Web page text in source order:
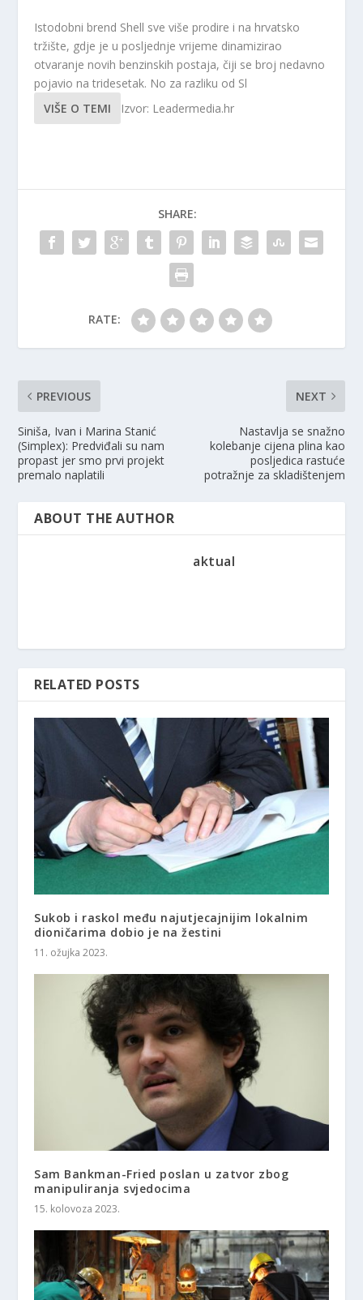
Istodobni brend Shell sve više prodire i na hrvatsko
tržište, gdje je u posljednje vrijeme dinamizirao
otvaranje novih benzinskih postaja, čiji se broj nedavno
pojavio na tridesetak. No za razliku od Sl
VIŠE O TEMI
Izvor: Leadermedia.hr
SHARE:
RATE:
PREVIOUS
Siniša, Ivan i Marina Stanić
(Simplex): Predviđali su nam
propast jer smo prvi projekt
premalo naplatili
NEXT
Nastavlja se snažno
kolebanje cijena plina kao
posljedica rastuće
potražnje za skladištenjem
ABOUT THE AUTHOR
aktual
RELATED POSTS
Sukob i raskol među najutjecajnijim lokalnim
dioničarima dobio je na žestini
11. ožujka 2023.
Sam Bankman-Fried poslan u zatvor zbog
manipuliranja svjedocima
15. kolovoza 2023.